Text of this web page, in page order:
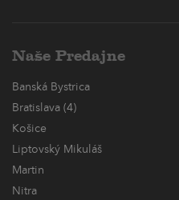
Naše Predajne
Banská Bystrica
Bratislava (4)
Košice
Liptovský Mikuláš
Martin
Nitra